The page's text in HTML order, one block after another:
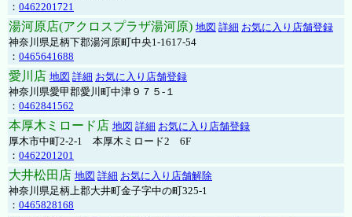
： 0462201721
湯河原店(アクロスプラザ湯河原) 地図 詳細 お気に入り店舗登録
神奈川県足柄下郡湯河原町中央1-1617-54
： 0465641688
愛川店 地図 詳細 お気に入り店舗登録
神奈川県愛甲郡愛川町中津９７５-１
： 0462841562
本厚木ミロード店 地図 詳細 お気に入り店舗登録
厚木市中町2-2-1 本厚木ミロード2 6F
： 0462201201
大井松田店 地図 詳細 お気に入り店舗解除
神奈川県足柄上郡大井町金子字中の町325-1
： 0465828168